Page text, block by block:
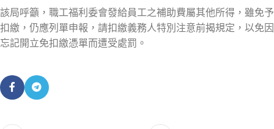
該局呼籲，職工福利委會發給員工之補助費屬其他所得，雖免予
扣繳，仍應列單申報，請扣繳義務人特別注意前揭規定，以免因
忘記開立免扣繳憑單而遭受處罰。